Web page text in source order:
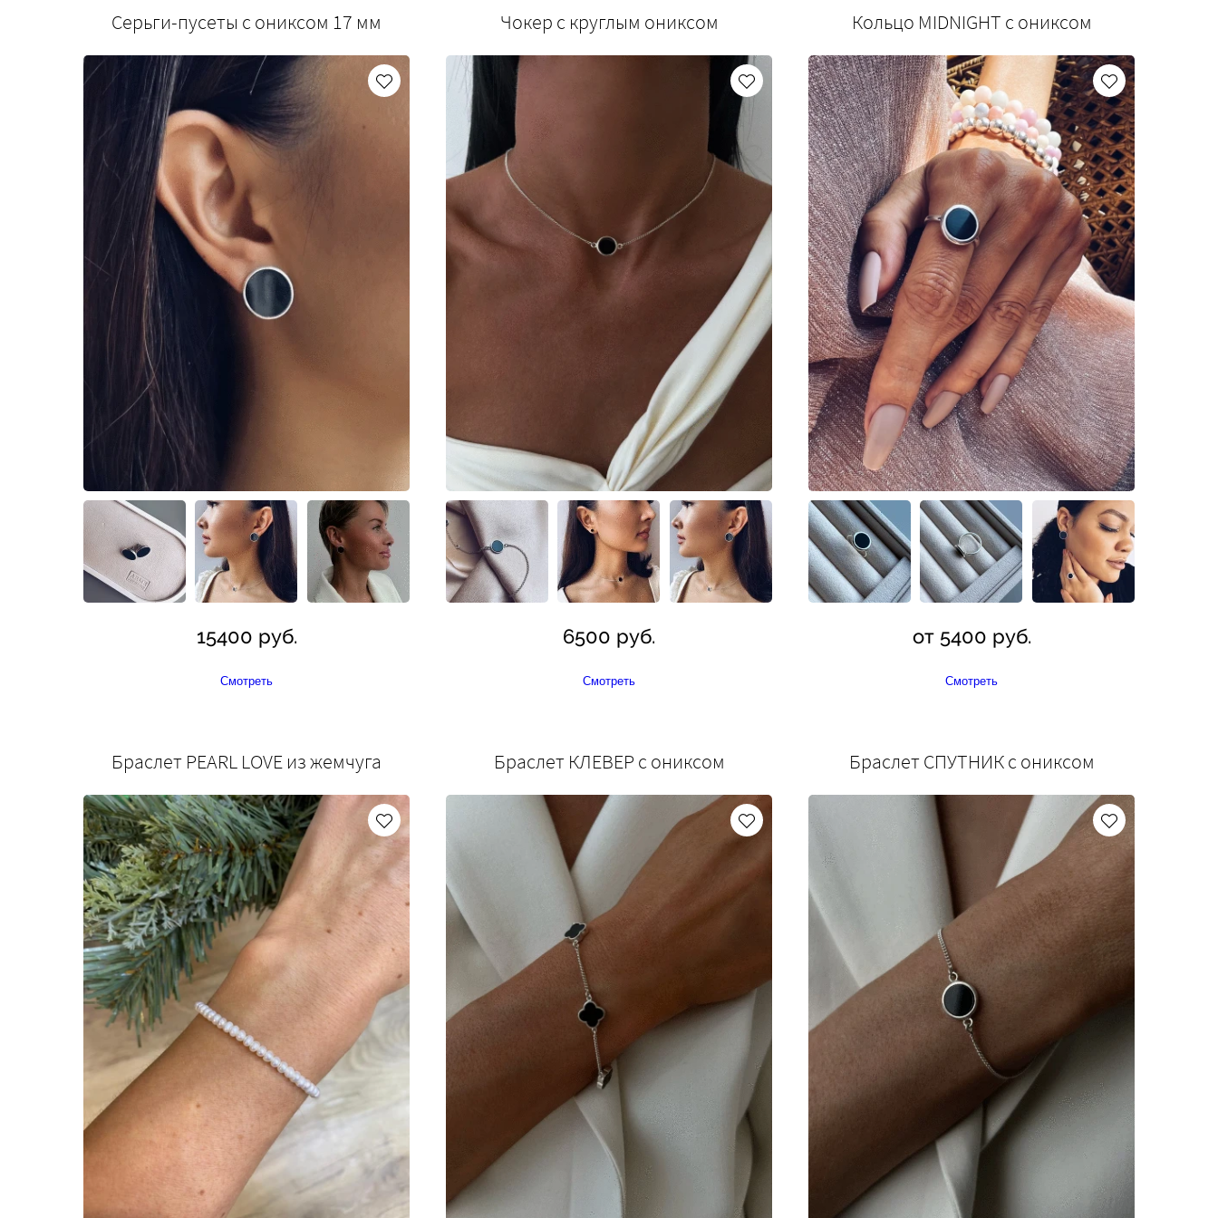
Серьги-пусеты с ониксом 17 мм
15400 руб.
Смотреть
Чокер с круглым ониксом
6500 руб.
Смотреть
Кольцо MIDNIGHT с ониксом
от 5400 руб.
Смотреть
Браслет PEARL LOVE из жемчуга Браслет КЛЕВЕР с ониксом Браслет СПУТНИК с ониксом